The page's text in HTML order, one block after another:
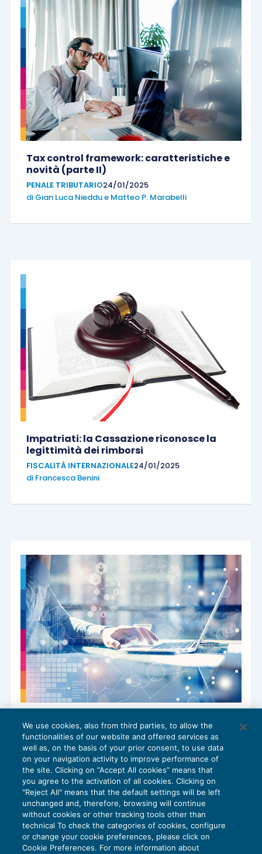
Tax control framework: caratteristiche e
novità (parte II)
PENALE TRIBUTARIO24/01/2025
di Gian Luca Nieddue Matteo P. Marabelli
Impatriati: la Cassazione riconosce la
legittimità dei rimborsi
FISCALITÀ INTERNAZIONALE24/01/2025
di Francesca Benini
La nuova sfida degli studi professionali:
integrare l’AI nel lavoro quotidiano
AI E DIGITALIZZAZIONE24/01/2025
diDiego Barberi
Privacy Policy
We use cookies, also from third parties, to allow the
functionalities of our website and offered services as
well as, on the basis of your prior consent, to use data
on your navigation activity to improve performance of
the site. Clicking on “Accept All cookies” means that
you agree to the activation of all cookies. Clicking on
"Reject All" means that the default settings will be left
unchanged and, therefore, browsing will continue
without cookies or other tracking tools other than
technical To check the categories of cookies, configure
or change your cookie preferences, please click on
Cookie Preferences. For more information about